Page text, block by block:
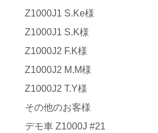
Z1000J1 S.Ke様
Z1000J1 S.K様
Z1000J2 F.K様
Z1000J2 M.M様
Z1000J2 T.Y様
その他のお客様
デモ車 Z1000J #21